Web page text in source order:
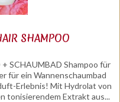
SHAMPOO
SCHAUMBAD Shampoo für
für ein Wannenschaumbad
Erlebnis! Mit Hydrolat von
tonisierendem Extrakt aus...